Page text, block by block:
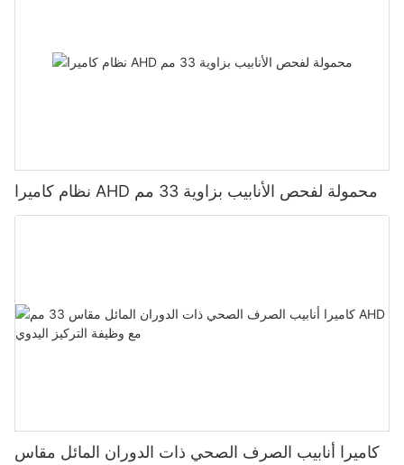
نظام كاميرا AHD محمولة لفحص الأنابيب بزاوية 33 مم
كاميرا أنابيب الصرف الصحي ذات الدوران المائل مقاس